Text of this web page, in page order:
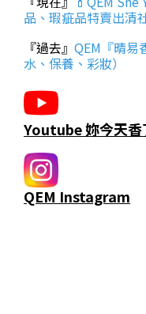
品、瑕疵品特賣出清
『過去』 QEM『晴易
水、保養、彩妝）
Youtube 妳今天香
QEM Instagram